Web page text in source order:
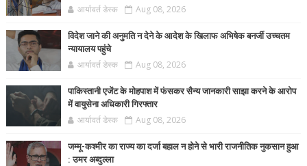
आर्यावर्त डेस्क Aug 08, 2026
विदेश जाने की अनुमति न देने के आदेश के खिलाफ अभिषेक बनर्जी उच्चतम
न्यायालय पहुंचे
आर्यावर्त डेस्क Aug 08, 2026
पाकिस्तानी एजेंट के मोहपाश में फंसकर सैन्य जानकारी साझा करने के आरोप
में वायुसेना अधिकारी गिरफ्तार
आर्यावर्त डेस्क Aug 08, 2026
जम्मू-कश्मीर का राज्य का दर्जा बहाल न होने से भारी राजनीतिक नुकसान हुआ
: उमर अब्दुल्ला